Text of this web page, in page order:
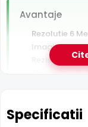
Avantaje
Rezolutie 6
Imagine
Rezistenta
Alimentare
alarmele false
Specificatii